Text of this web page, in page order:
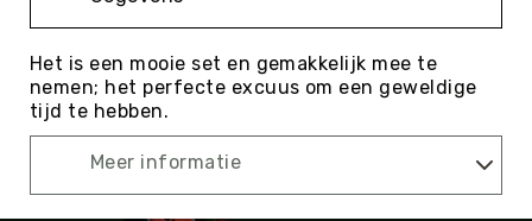
Handbal
Hockey
Softbal
Het is een mooie set en gemakkelijk mee te
nemen; het perfecte excuus om een geweldige
tijd te hebben.
Meer informatie